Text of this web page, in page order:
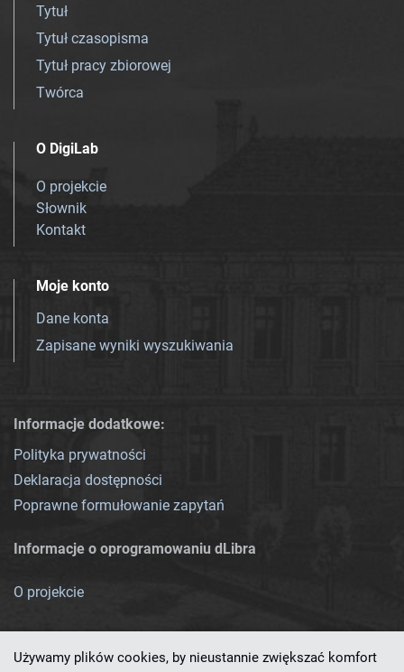
Tytuł
Tytuł czasopisma
Tytuł pracy zbiorowej
Twórca
O DigiLab
O projekcie
Słownik
Kontakt
Moje konto
Dane konta
Zapisane wyniki wyszukiwania
Informacje dodatkowe:
Polityka prywatności
Deklaracja dostępności
Poprawne formułowanie zapytań
Informacje o oprogramowaniu dLibra
O projekcie
Używamy plików cookies, by nieustannie zwiększać komfort